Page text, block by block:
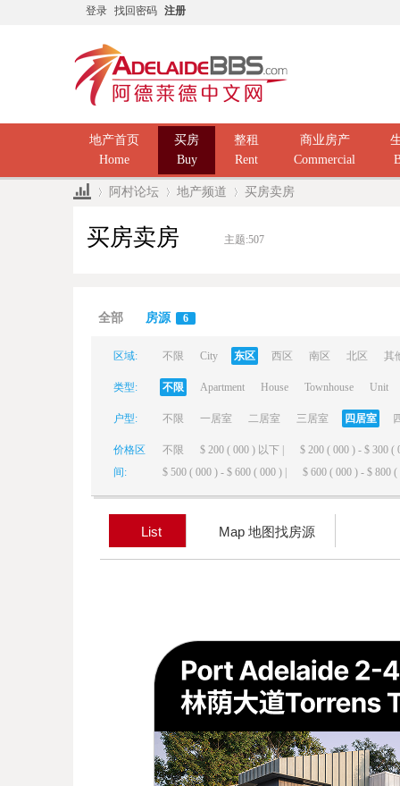
登录 找回密码 注册
地产首页
Home
买房
Buy
整租
Rent
商业房产
Commercial
阿村论坛 地产频道 买房卖房
买房卖房 主题:507
全部 房源 6
区域: 不限 City 东区 西区 南区 北区 其
类型: 不限 Apartment House Townhouse Unit
户型: 不限 一居室 二居室 三居室 四居室
价格区
间:
不限 $ 200 ( 000 ) 以下 |
$ 200 ( 000 ) - $ 300 (
$ 500 ( 000 ) - $ 600 ( 000 ) |
$ 600 ( 000 ) - $ 800 (
List Map 地图找房源